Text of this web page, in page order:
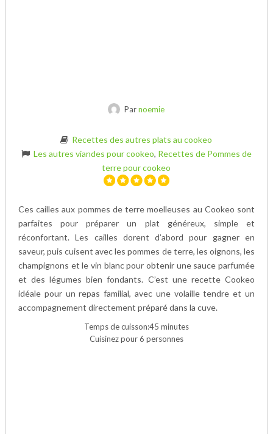
Parnoemie
Recettes des autres plats au cookeo
Les autres viandes pour cookeo, Recettes de Pommes de
terre pour cookeo
Ces cailles aux pommes de terre moelleuses au Cookeo sont
parfaites pour préparer un plat généreux, simple et
réconfortant. Les cailles dorent d’abord pour gagner en
saveur, puis cuisent avec les pommes de terre, les oignons, les
champignons et le vin blanc pour obtenir une sauce parfumée
et des légumes bien fondants. C’est une recette Cookeo
idéale pour un repas familial, avec une volaille tendre et un
accompagnement directement préparé dans la cuve.
Temps de cuisson:45 minutes
Cuisinez pour 6 personnes